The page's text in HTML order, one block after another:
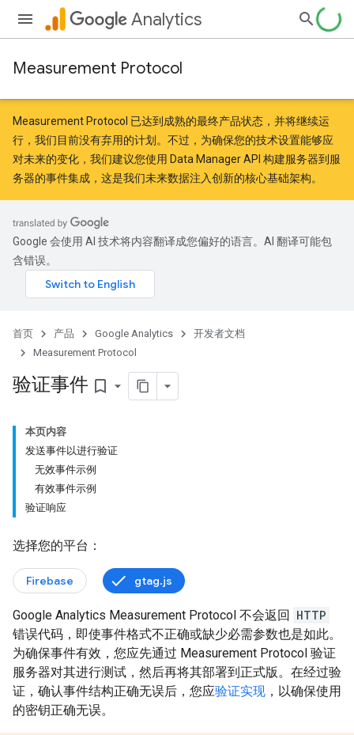
Analytics
Measurement Protocol
Measurement Protocol 已达到成熟的最终产品状态，并将继续运
行，我们目前没有弃用的计划。不过，为确保您的技术设置能够应
对未来的变化，我们建议您使用 Data Manager API 构建服务器到服
务器的事件集成，这是我们未来数据注入创新的核心基础架构。
Google 会使用 AI 技术将内容翻译成您偏好的语言。AI 翻译可能包
含错误。
首页 产品 Google Analytics
开发者文档
Measurement Protocol
验证事件 bookmark_border
本页内容
发送事件以进行验证
无效事件示例
有效事件示例
验证响应
选择您的平台：
Firebase gtag.js
Google Analytics Measurement Protocol 不会返回 HTTP
错误代码，即使事件格式不正确或缺少必需参数也是如此。
为确保事件有效，您应先通过 Measurement Protocol 验证
服务器对其进行测试，然后再将其部署到正式版。在经过验
证，确认事件结构正确无误后，您应验证实现 ，以确保使用
的密钥正确无误。